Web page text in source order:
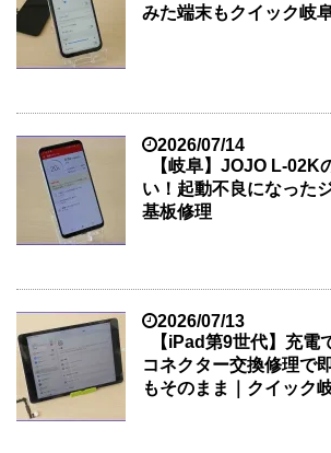
みた端末もクイック岐
2026/07/14
【岐阜】JOJO L-02K
い！起動不良になった
基板修理
2026/07/13
【iPad第9世代】充
コネクター交換修理で
もそのまま｜クイック